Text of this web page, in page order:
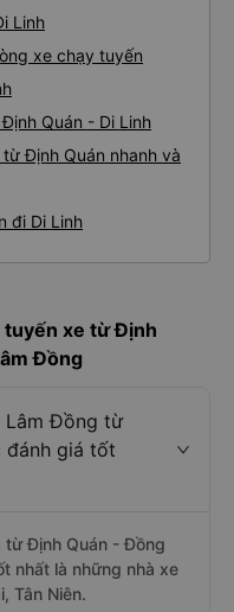
Linh
xe chạy tuyến
Quán - Di Linh
Định Quán nhanh và
đi Di Linh
tuyến xe từ Định
Đồng
Lâm Đồng từ
đánh giá tốt
từ Định Quán - Đồng
nhất là những nhà xe
Tân Niên.